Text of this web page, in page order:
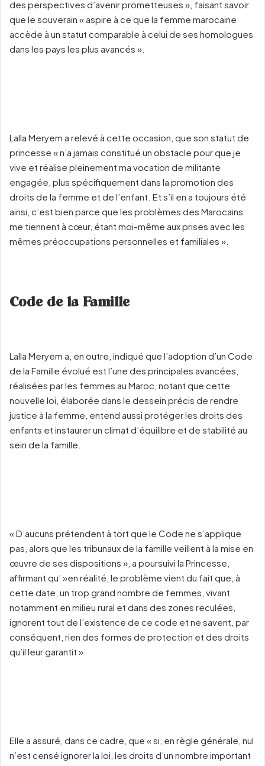
des perspectives d’avenir prometteuses », faisant savoir
que le souverain « aspire à ce que la femme marocaine
accède à un statut comparable à celui de ses homologues
dans les pays les plus avancés ».
Lalla Meryem a relevé à cette occasion, que son statut de
princesse « n’a jamais constitué un obstacle pour que je
vive et réalise pleinement ma vocation de militante
engagée, plus spécifiquement dans la promotion des
droits de la femme et de l’enfant. Et s’il en a toujours été
ainsi, c’est bien parce que les problèmes des Marocains
me tiennent à cœur, étant moi-même aux prises avec les
mêmes préoccupations personnelles et familiales ».
Code de la Famille
Lalla Meryem a, en outre, indiqué que l’adoption d’un Code
de la Famille évolué est l’une des principales avancées,
réalisées par les femmes au Maroc, notant que cette
nouvelle loi, élaborée dans le dessein précis de rendre
justice à la femme, entend aussi protéger les droits des
enfants et instaurer un climat d’équilibre et de stabilité au
sein de la famille.
« D’aucuns prétendent à tort que le Code ne s’applique
pas, alors que les tribunaux de la famille veillent à la mise en
œuvre de ses dispositions », a poursuivi la Princesse,
affirmant qu’ »en réalité, le problème vient du fait que, à
cette date, un trop grand nombre de femmes, vivant
notamment en milieu rural et dans des zones reculées,
ignorent tout de l’existence de ce code et ne savent, par
conséquent, rien des formes de protection et des droits
qu’il leur garantit ».
Elle a assuré, dans ce cadre, que « si, en règle générale, nul
n’est censé ignorer la loi, les droits d’un nombre important